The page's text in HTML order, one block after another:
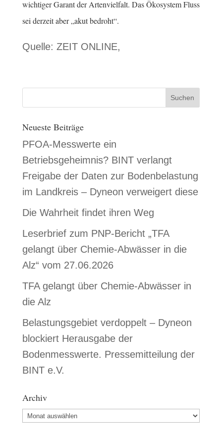
wichtiger Garant der Artenvielfalt. Das Ökosystem Fluss
sei derzeit aber „akut bedroht“.
Quelle: ZEIT ONLINE,
Neueste Beiträge
PFOA-Messwerte ein
Betriebsgeheimnis? BINT verlangt
Freigabe der Daten zur Bodenbelastung
im Landkreis – Dyneon verweigert diese
Die Wahrheit findet ihren Weg
Leserbrief zum PNP-Bericht „TFA
gelangt über Chemie-Abwässer in die
Alz“ vom 27.06.2026
TFA gelangt über Chemie-Abwässer in
die Alz
Belastungsgebiet verdoppelt – Dyneon
blockiert Herausgabe der
Bodenmesswerte. Pressemitteilung der
BINT e.V.
Archiv
Archiv